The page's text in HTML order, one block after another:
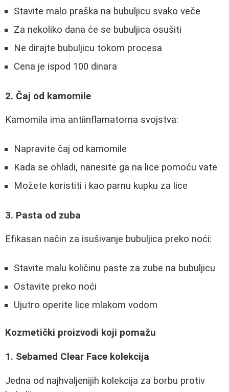
Stavite malo praška na bubuljicu svako veče
Za nekoliko dana će se bubuljica osušiti
Ne dirajte bubuljicu tokom procesa
Cena je ispod 100 dinara
2. Čaj od kamomile
Kamomila ima antiinflamatorna svojstva:
Napravite čaj od kamomile
Kada se ohladi, nanesite ga na lice pomoću vate
Možete koristiti i kao parnu kupku za lice
3. Pasta od zuba
Efikasan način za isušivanje bubuljica preko noći:
Stavite malu količinu paste za zube na bubuljicu
Ostavite preko noći
Ujutro operite lice mlakom vodom
Kozmetički proizvodi koji pomažu
1. Sebamed Clear Face kolekcija
Jedna od najhvaljenijih kolekcija za borbu protiv